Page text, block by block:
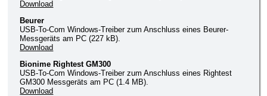
Download
Beurer
USB-To-Com Windows-Treiber zum Anschluss eines Beurer-
Messgeräts am PC (227 kB).
Download
Bionime Rightest GM300
USB-To-Com Windows-Treiber zum Anschluss eines Rightest
GM300 Messgeräts am PC (1.4 MB).
Download